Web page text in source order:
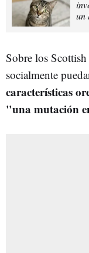
un
Sobre los
socialmente
características
"una mutación